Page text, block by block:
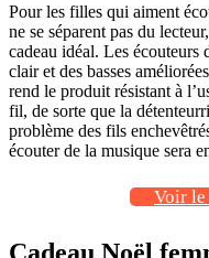
Pour les filles qui aiment
ne se séparent pas du
cadeau idéal. Les écouteurs
clair et des basses
rend le produit résistant à
fil, de sorte que la
problème des fils
écouter de la musique sera
Voir le
Cadeau Noël